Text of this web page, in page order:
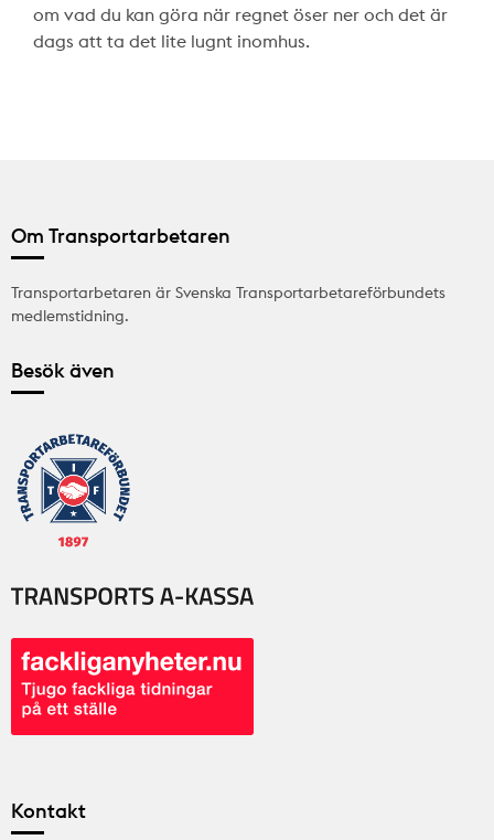
om vad du kan göra när regnet öser ner och det är
dags att ta det lite lugnt inomhus.
Om Transportarbetaren
Transportarbetaren är Svenska Transportarbetareförbundets
medlemstidning.
Besök även
Kontakt